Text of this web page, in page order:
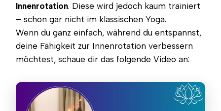
Innenrotation. Diese wird jedoch kaum trainiert
– schon gar nicht im klassischen Yoga.
Wenn du ganz einfach, während du entspannst,
deine Fähigkeit zur Innenrotation verbessern
möchtest, schaue dir das folgende Video an: